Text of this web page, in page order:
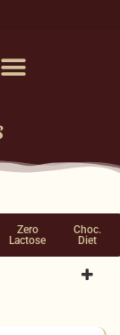
Zero
Lactose
Choc.
Diet